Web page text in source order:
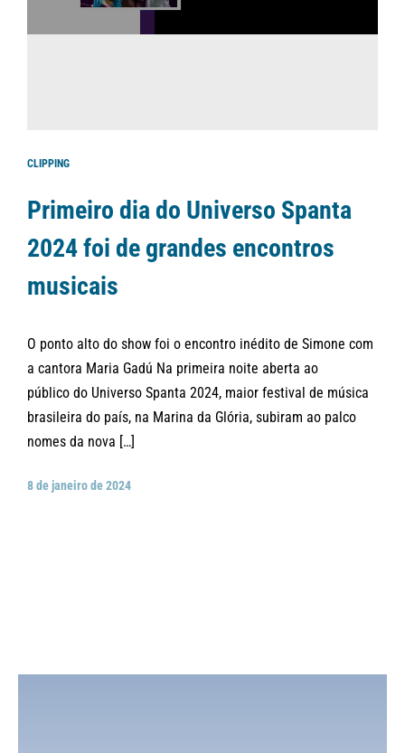
CLIPPING
Primeiro dia do Universo Spanta
2024 foi de grandes encontros
musicais
O ponto alto do show foi o encontro inédito de Simone com
a cantora Maria Gadú Na primeira noite aberta ao
público do Universo Spanta 2024, maior festival de música
brasileira do país, na Marina da Glória, subiram ao palco
nomes da nova […]
8 de janeiro de 2024